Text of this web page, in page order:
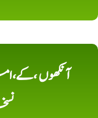
آنکھوں